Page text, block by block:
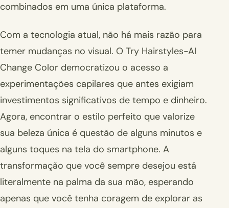
combinados em uma única plataforma.
Com a tecnologia atual, não há mais razão para
temer mudanças no visual. O Try Hairstyles-AI
Change Color democratizou o acesso a
experimentações capilares que antes exigiam
investimentos significativos de tempo e dinheiro.
Agora, encontrar o estilo perfeito que valorize
sua beleza única é questão de alguns minutos e
alguns toques na tela do smartphone. A
transformação que você sempre desejou está
literalmente na palma da sua mão, esperando
apenas que você tenha coragem de explorar as